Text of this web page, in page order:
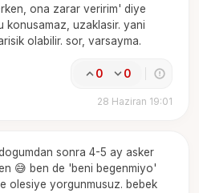
ona zarar veririm' diye
konusamaz, uzaklasir. yani
olabilir. sor, varsayma.
0 0
28 Haziran 19:01
sonra 4-5 ay asker
😅 ben de 'beni begenmiyo'
olesiye yorgunmusuz. bebek